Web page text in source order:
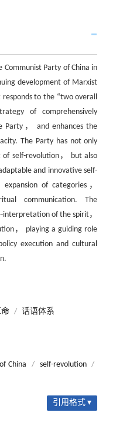
Communist Party of China in
development of Marxist
to the “two overall
of comprehensively
Party， and enhances the
The Party has not only
of self-revolution， but also
and innovative self-
of categories，
communication. The
interpretation of the spirit，
， playing a guiding role
execution and cultural
命 / 话语体系
China / self-revolution /
引用格式 ▾